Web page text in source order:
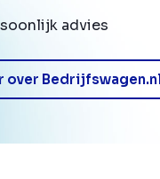
advies
over Bedrijfswagen.nl